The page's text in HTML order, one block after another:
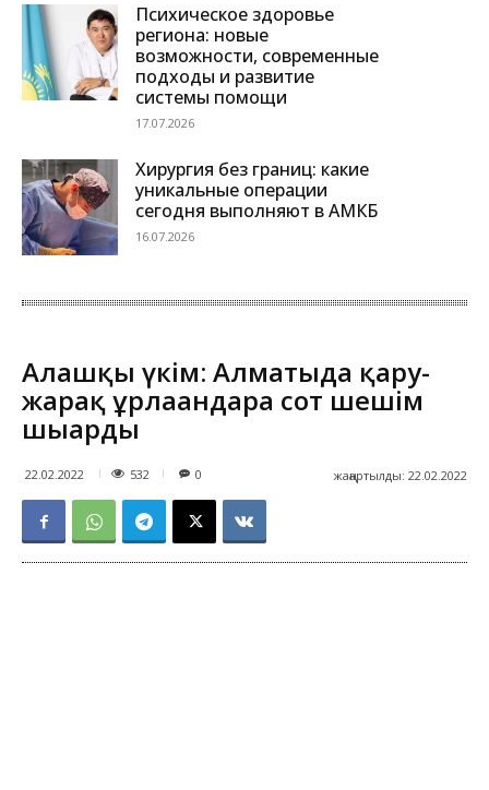
Психическое здоровье
региона: новые
возможности, современные
подходы и развитие
системы помощи
17.07.2026
Хирургия без границ: какие
уникальные операции
сегодня выполняют в АМКБ
16.07.2026